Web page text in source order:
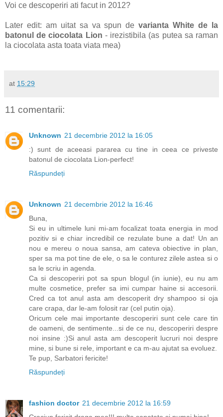
Voi ce descoperiri ati facut in 2012?
Later edit: am uitat sa va spun devarianta White de la
batonul de ciocolata Lion - irezistibila (as putea sa raman
la ciocolata asta toata viata mea)
at 15:29
11 comentarii:
Unknown 21 decembrie 2012 la 16:05
:) sunt de aceeasi pararea cu tine in ceea ce priveste
batonul de ciocolata Lion-perfect!
Răspundeți
Unknown 21 decembrie 2012 la 16:46
Buna,
Si eu in ultimele luni mi-am focalizat toata energia in mod
pozitiv si e chiar incredibil ce rezulate bune a dat! Un an
nou e mereu o noua sansa, am cateva obiective in plan,
sper sa ma pot tine de ele, o sa le conturez zilele astea si o
sa le scriu in agenda.
Ca si descoperiri pot sa spun blogul (in iunie), eu nu am
multe cosmetice, prefer sa imi cumpar haine si accesorii.
Cred ca tot anul asta am descoperit dry shampoo si oja
care crapa, dar le-am folosit rar (cel putin oja).
Oricum cele mai importante descoperiri sunt cele care tin
de oameni, de sentimente...si de ce nu, descoperiri despre
noi insine :)Si anul asta am descoperit lucruri noi despre
mine, si bune si rele, important e ca m-au ajutat sa evoluez.
Te pup, Sarbatori fericite!
Răspundeți
fashion doctor 21 decembrie 2012 la 16:59